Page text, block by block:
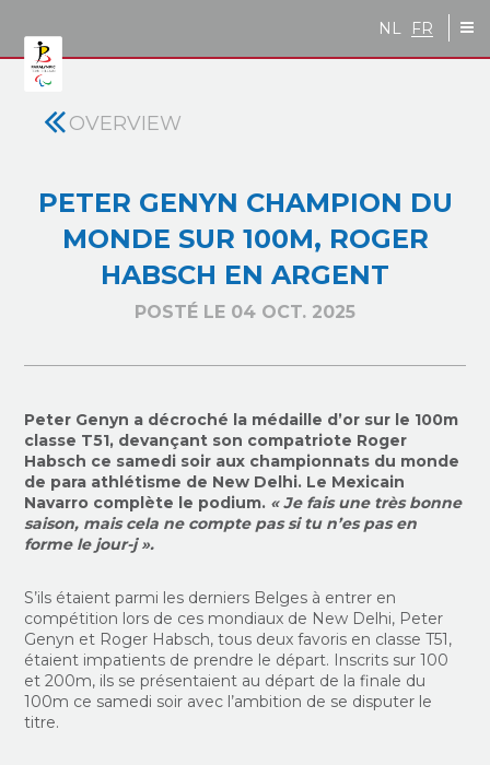
NL FR
OVERVIEW
PETER GENYN CHAMPION DU
MONDE SUR 100M, ROGER
HABSCH EN ARGENT
POSTÉ LE 04 OCT. 2025
Peter Genyn a décroché la médaille d’or sur le 100m
classe T51, devançant son compatriote Roger
Habsch ce samedi soir aux championnats du monde
de para athlétisme de New Delhi. Le Mexicain
Navarro complète le podium. « Je fais une très bonne
saison, mais cela ne compte pas si tu n’es pas en
forme le jour-j ».
S’ils étaient parmi les derniers Belges à entrer en
compétition lors de ces mondiaux de New Delhi, Peter
Genyn et Roger Habsch, tous deux favoris en classe T51,
étaient impatients de prendre le départ. Inscrits sur 100
et 200m, ils se présentaient au départ de la finale du
100m ce samedi soir avec l’ambition de se disputer le
titre.